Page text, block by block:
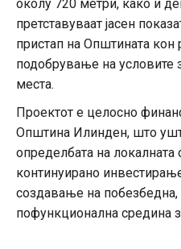
околу 720 метри, како и
претставуваат јасен
пристап на Општината кон
подобрување на условите
места.
Проектот е целосно
Општина Илинден, што
определбата на локалната
континуирано
создавање на
пофункционална средина